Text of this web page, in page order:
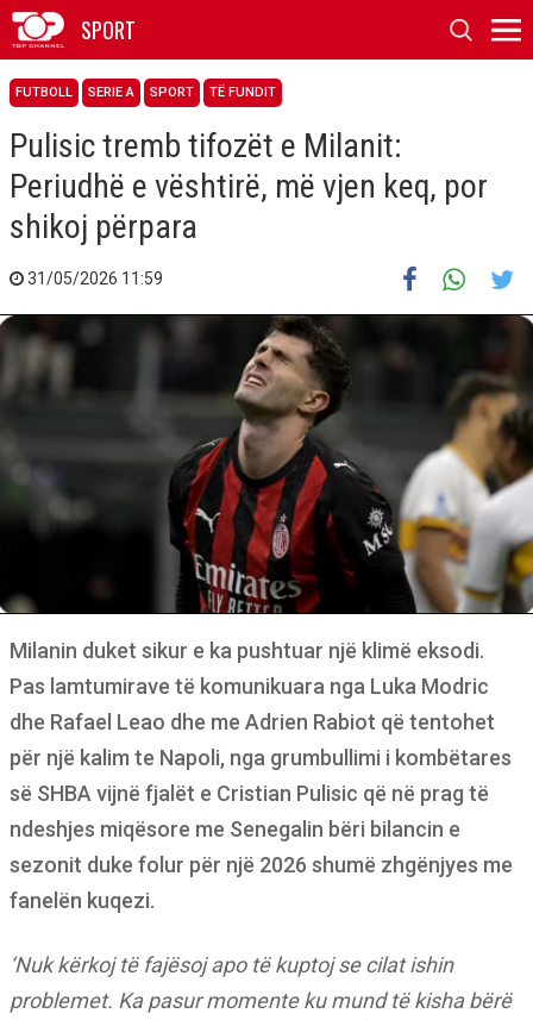
SPORT
FUTBOLL SERIE A SPORT TË FUNDIT
Pulisic tremb tifozët e Milanit:
Periudhë e vështirë, më vjen keq, por
shikoj përpara
31/05/2026 11:59
Milanin duket sikur e ka pushtuar një klimë eksodi.
Pas lamtumirave të komunikuara nga Luka Modric
dhe Rafael Leao dhe me Adrien Rabiot që tentohet
për një kalim te Napoli, nga grumbullimi i kombëtares
së SHBA vijnë fjalët e Cristian Pulisic që në prag të
ndeshjes miqësore me Senegalin bëri bilancin e
sezonit duke folur për një 2026 shumë zhgënjyes me
fanelën kuqezi.
‘Nuk kërkoj të fajësoj apo të kuptoj se cilat ishin
problemet. Ka pasur momente ku mund të kisha bërë